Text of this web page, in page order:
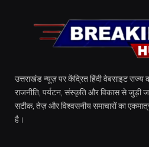
उत्तराखंड न्यूज़ पर केंद्रित हिंदी वेबसाइट राज्य
राजनीति, पर्यटन, संस्कृति और विकास से जुड़ी
सटीक, तेज़ और विश्वसनीय समाचारों का
है।